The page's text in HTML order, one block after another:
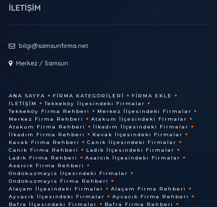
İLETİŞİM
bilgi@samsunfirma.net
Merkez / Samsun
ANA SAYFA FIRMA KATEGORILERI
FIRMA EKLE
İLETIŞIM
Tekkeköy İlçesindeki Firmalar
Tekkeköy Firma Rehberi
Merkez İlçesindeki Firmalar
Merkez Firma Rehberi
Atakum İlçesindeki Firmalar
Atakum Firma Rehberi
İlkadım İlçesindeki Firmalar
İlkadım Firma Rehberi
Kavak İlçesindeki Firmalar
Kavak Firma Rehberi
Canik İlçesindeki Firmalar
Canik Firma Rehberi
Ladik İlçesindeki Firmalar
Ladik Firma Rehberi
Asarcık İlçesindeki Firmalar
Asarcık Firma Rehberi
Ondokuzmayis İlçesindeki Firmalar
Ondokuzmayis Firma Rehberi
Alaçam İlçesindeki Firmalar
Alaçam Firma Rehberi
Ayvacık İlçesindeki Firmalar
Ayvacık Firma Rehberi
Bafra İlçesindeki Firmalar
Bafra Firma Rehberi